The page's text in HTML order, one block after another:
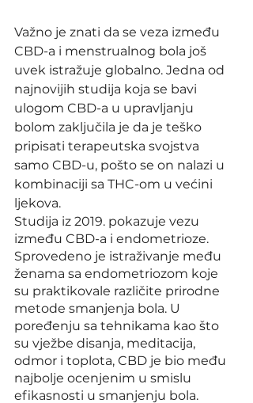
Važno je znati da se veza između
CBD-a i menstrualnog bola još
uvek istražuje globalno. Jedna od
najnovijih studija koja se bavi
ulogom CBD-a u upravljanju
bolom zaključila je da je teško
pripisati terapeutska svojstva
samo CBD-u, pošto se on nalazi u
kombinaciji sa THC-om u većini
ljekova.
Studija iz 2019. pokazuje vezu
između CBD-a i endometrioze.
Sprovedeno je istraživanje među
ženama sa endometriozom koje
su praktikovale različite prirodne
metode smanjenja bola. U
poređenju sa tehnikama kao što
su vježbe disanja, meditacija,
odmor i toplota, CBD je bio među
najbolje ocenjenim u smislu
efikasnosti u smanjenju bola.